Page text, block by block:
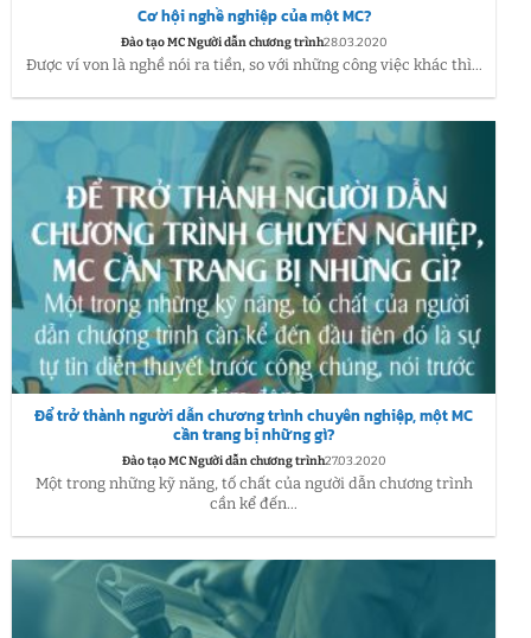
Cơ hội nghề nghiệp của một MC?
Đào tạo MC Người dẫn chương trình28.03.2020
Được ví von là nghề nói ra tiền, so với những công việc khác thì...
Để trở thành người dẫn chương trình chuyên nghiệp, một MC
cần trang bị những gì?
Đào tạo MC Người dẫn chương trình27.03.2020
Một trong những kỹ năng, tố chất của người dẫn chương trình
cần kể đến...